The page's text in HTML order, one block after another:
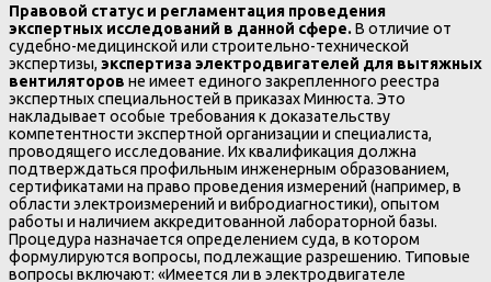
Правовой статус и регламентация проведения
экспертных исследований в данной сфере.В отличие от
судебно-медицинской или строительно-технической
экспертизы, экспертиза электродвигателей для вытяжных
вентиляторов не имеет единого закрепленного реестра
экспертных специальностей в приказах Минюста. Это
накладывает особые требования к доказательству
компетентности экспертной организации и специалиста,
проводящего исследование. Их квалификация должна
подтверждаться профильным инженерным образованием,
сертификатами на право проведения измерений (например, в
области электроизмерений и вибродиагностики), опытом
работы и наличием аккредитованной лабораторной базы.
Процедура назначается определением суда, в котором
формулируются вопросы, подлежащие разрешению. Типовые
вопросы включают: «Имеется ли в электродвигателе